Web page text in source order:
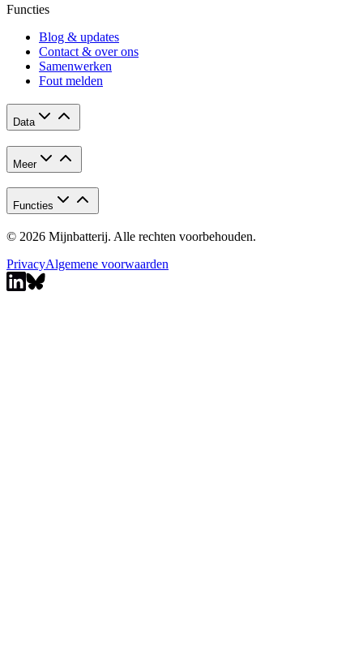
Functies
Blog & updates
Contact & over ons
Samenwerken
Fout melden
Data
Meer
Functies
© 2026 Mijnbatterij. Alle rechten voorbehouden.
PrivacyAlgemene voorwaarden